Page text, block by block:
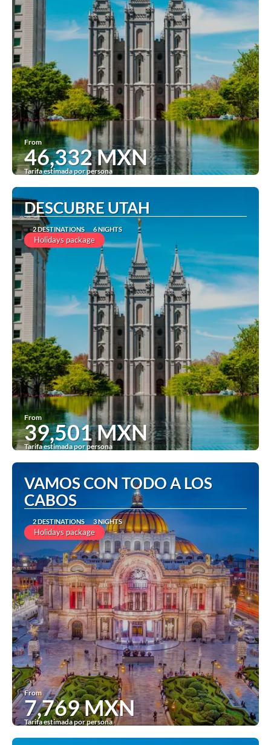
From
46,332 MXN
Tarifa estimada por persona
See
DESCUBRE UTAH
2 DESTINATIONS 6 NIGHTS
Holidays package
From
39,501 MXN
Tarifa estimada por persona
See
VAMOS CON TODO A LOS
CABOS
2 DESTINATIONS 3 NIGHTS
Holidays package
From
7,769 MXN
Tarifa estimada por persona
See